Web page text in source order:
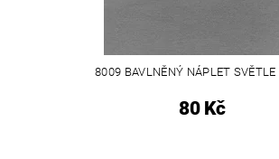
8009 BAVLNĚNÝ NÁPLET SVĚTLE
80 Kč